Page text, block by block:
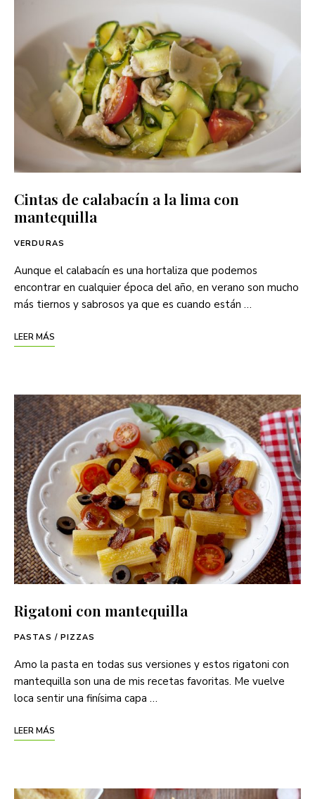
Cintas de calabacín a la lima con
mantequilla
VERDURAS
Aunque el calabacín es una hortaliza que podemos
encontrar en cualquier época del año, en verano son mucho
más tiernos y sabrosos ya que es cuando están …
LEER MÁS
Rigatoni con mantequilla
PASTAS / PIZZAS
Amo la pasta en todas sus versiones y estos rigatoni con
mantequilla son una de mis recetas favoritas. Me vuelve
loca sentir una finísima capa …
LEER MÁS